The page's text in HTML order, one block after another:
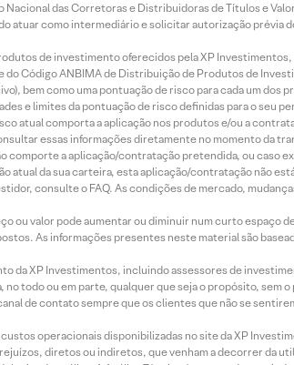
das Corretoras e Distribuidoras de Títulos e
como intermediário e solicitar autorização prévia
de investimento oferecidos pela XP
Código ANBIMA de Distribuição de Produtos de
bem como uma pontuação de risco para cada um
e limites da pontuação de risco definidas para o seu
atual comporta a aplicação nos produtos e/ou a
essas informações diretamente no momento da
comporte a aplicação/contratação pretendida, ou caso
da sua carteira, esta aplicação/contratação não
consulte o FAQ. As condições de mercado,
ou valor pode aumentar ou diminuir num curto espaço
As informações presentes neste material são
da XP Investimentos, incluindo assessores de
todo ou em parte, qualquer que seja o propósito,
de contato sempre que os clientes que não se
operacionais disponibilizadas no site da XP
diretos ou indiretos, que venham a decorrer da